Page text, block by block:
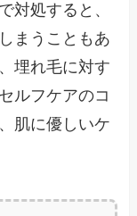
対処すると、
まうこともあ
埋れ毛に対す
ルフケアのコ
肌に優しいケ